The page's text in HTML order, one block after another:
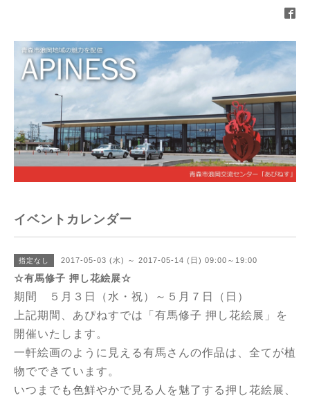
イベントカレンダー
指定なし 2017-05-03 (水) ～ 2017-05-14 (日) 09:00～19:00
☆有馬修子 押し花絵展☆
期間 ５月３日（水・祝）～５月７日（日）
上記期間、あぴねすでは「有馬修子 押し花絵展」を
開催いたします。
一軒絵画のように見える有馬さんの作品は、全てが植
物でできています。
いつまでも色鮮やかで見る人を魅了する押し花絵展、